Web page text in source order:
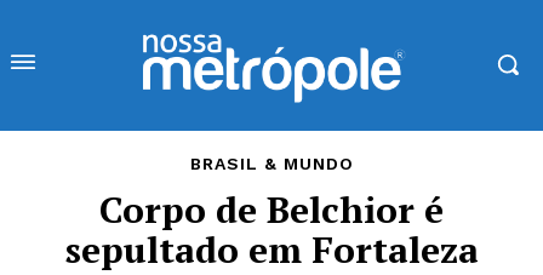
BRASIL & MUNDO
Corpo de Belchior é
sepultado em Fortaleza